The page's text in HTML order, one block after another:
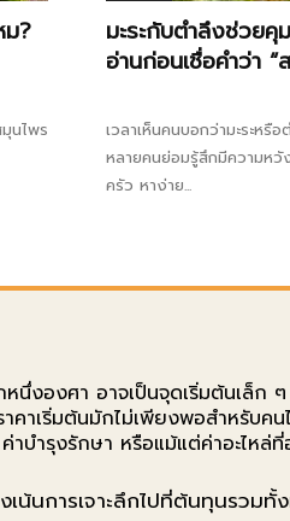
ม?
นไพร
มะระกับตำลึงช่วยคุ
อ่านก่อนเชื่อคำว่า “
เวลาเห็นคนบอกว่ามะระหรื
หลายคนย่อมรู้สึกมีความห
ครัว หาง่าย...
งองศา อาจเป็นจุดเริ่มต้นเล็ก
าเริ่มต้นมักไม่เพียงพอสำหรับคน
บำรุงรักษา หรือแม้แต่ค่าอะไหล่
น้นการเจาะลึกไปที่ต้นทุนรวม